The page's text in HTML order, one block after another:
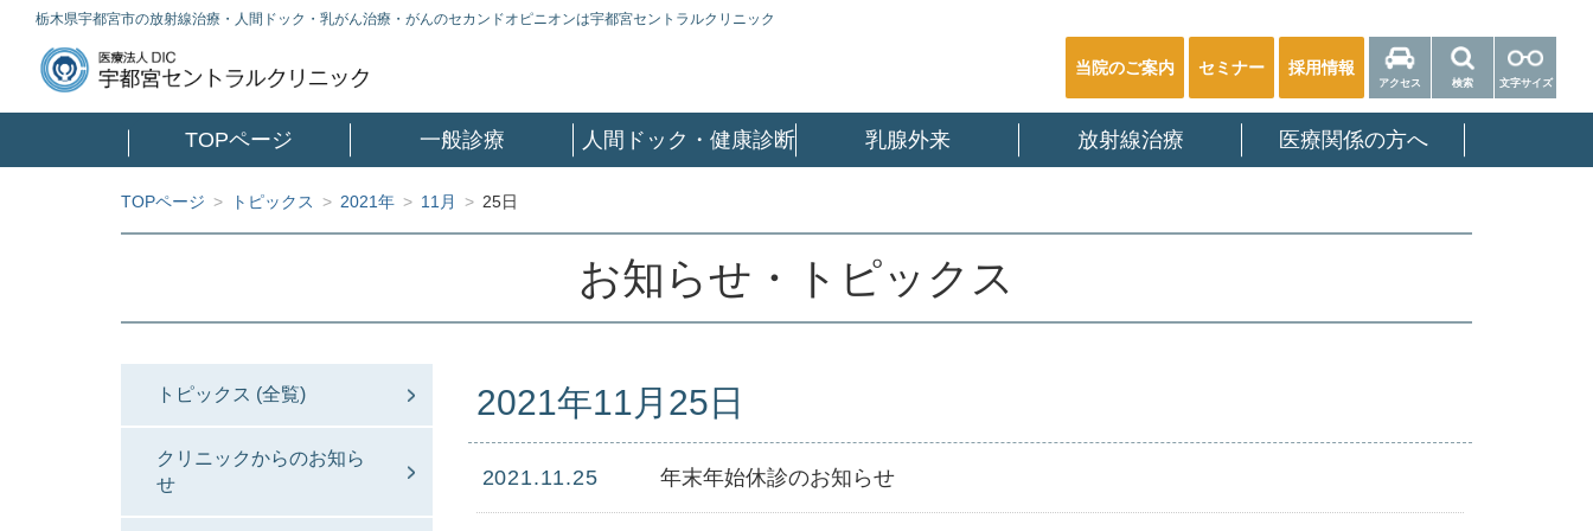
栃木県宇都宮市の放射線治療・人間ドック・乳がん治療・がんのセカンドオピニオンは宇都宮セントラルクリニック
当院のご案内 セミナー 採用情報
アクセス 検索 文字サイズ
TOPページ 一般診療 人間ドック・健康診断 乳腺外来 放射線治療 医療関係の方へ
TOPページ > トピックス > 2021年 > 11月 > 25日
お知らせ・トピックス
2021年11月25日
2021.11.25 年末年始休診のお知らせ
トピックス (全覧)
クリニックからのお知ら
せ